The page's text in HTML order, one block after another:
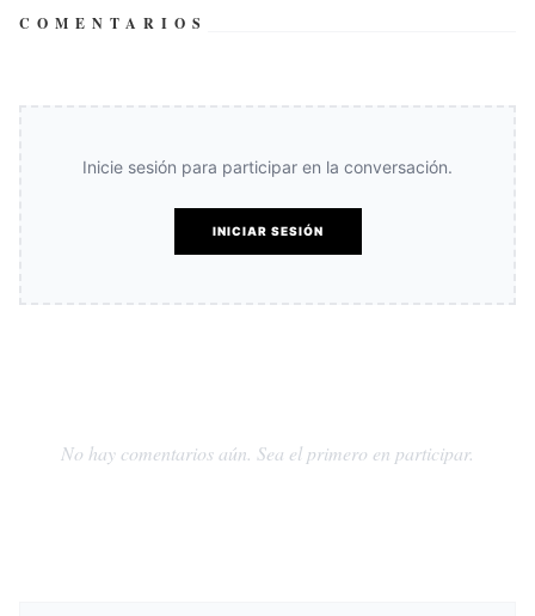
COMENTARIOS
Inicie sesión para participar en la conversación.
INICIAR SESIÓN
No hay comentarios aún. Sea el primero en participar.